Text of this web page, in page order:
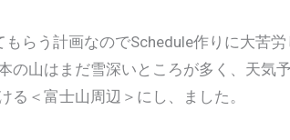
らう計画なのでSchedule作りに大苦労
の山はまだ雪深いところが多く、天気予
る＜富士山周辺＞にし、ました。